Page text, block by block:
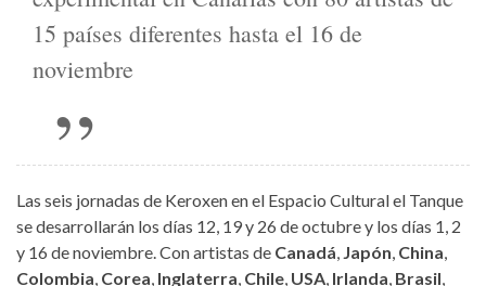
15 países diferentes hasta el 16 de
noviembre
Las seis jornadas de Keroxen en el Espacio Cultural el Tanque
se desarrollarán los días 12, 19 y 26 de octubre y los días 1, 2
y 16 de noviembre. Con artistas de Canadá Japón China
Colombia Corea Inglaterra Chile USA Irlanda Brasil